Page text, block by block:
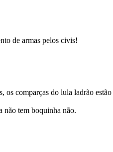
de armas pelos civis!
comparças do lula ladrão
não tem boquinha não.